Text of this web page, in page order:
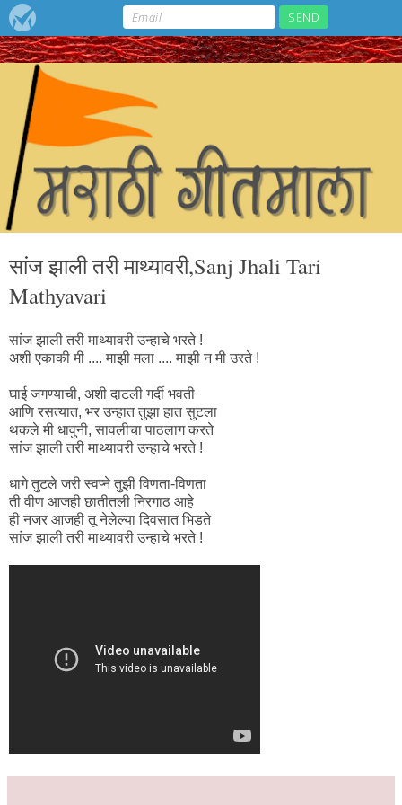
सांज झाली तरी माथ्यावरी,Sanj Jhali Tari
Mathyavari
सांज झाली तरी माथ्यावरी उन्हाचे भरते !
अशी एकाकी मी .... माझी मला .... माझी न मी उरते !
घाई जगण्याची, अशी दाटली गर्दी भवती
आणि रसत्यात, भर उन्हात तुझा हात सुटला
थकले मी धावुनी, सावलीचा पाठलाग करते
सांज झाली तरी माथ्यावरी उन्हाचे भरते !
धागे तुटले जरी स्वप्ने तुझी विणता-विणता
ती वीण आजही छातीतली निरगाठ आहे
ही नजर आजही तू नेलेल्या दिवसात भिडते
सांज झाली तरी माथ्यावरी उन्हाचे भरते !